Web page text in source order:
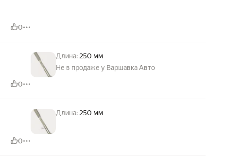
0
0
Длина: 250 мм
Не в продаже у Варшавка Авто
0
Длина: 250 мм